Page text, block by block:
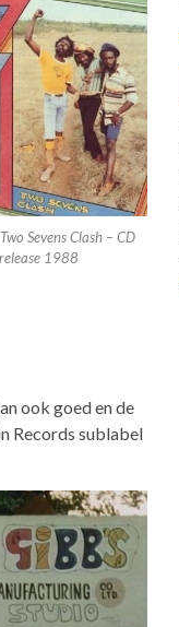
Sevens Clash – CD
release 1988
ook goed en de
Records sublabel